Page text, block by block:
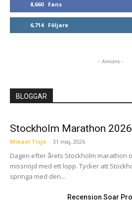
8,660 Fans
6,714 Följare
- Annons -
BLOGGAR
Stockholm Marathon
Mikael Tisjö - 31 maj, 2026
Dagen efter årets Stockholm marathon
missnöjd med ett lopp. Tycker att
springa med den...
Recension Soar